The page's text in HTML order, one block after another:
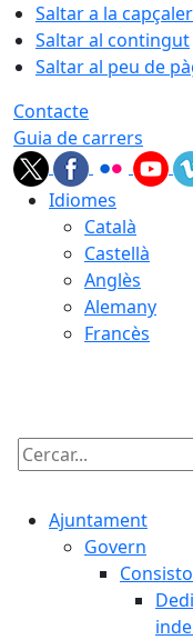
Saltar a la
Saltar al contingut
Saltar al peu de
Contacte
Guia de carrers
Idiomes
Català
Castellà
Anglès
Alemany
Francès
Cercar:
Ajuntament
Govern